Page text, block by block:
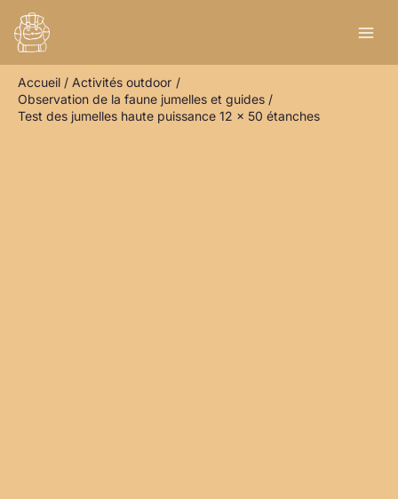
contenu
Accueil
Activités outdoor
Observation de la faune jumelles et guides
Test des jumelles haute puissance 12 x 50 étanches
e
h
e